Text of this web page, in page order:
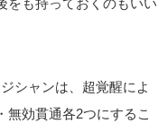
をも持っておくのもいい
シャンは、超覚醒によ
無効貫通各2つにするこ